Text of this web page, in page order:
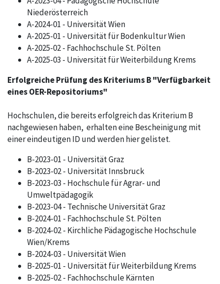
Niederösterreich
A-2024-01 - Universität Wien
A-2025-01 - Universität für Bodenkultur Wien
A-2025-02 - Fachhochschule St. Pölten
A-2025-03 - Universität für Weiterbildung Krems
Erfolgreiche Prüfung des Kriteriums B "Verfügbarkeit
eines OER-Repositoriums"
Hochschulen, die bereits erfolgreich das Kriterium B
nachgewiesen haben, erhalten eine Bescheinigung mit
einer eindeutigen ID und werden hier gelistet.
B-2023-01 - Universität Graz
B-2023-02 - Universität Innsbruck
B-2023-03 - Hochschule für Agrar- und
Umweltpädagogik
B-2023-04 - Technische Universität Graz
B-2024-01 - Fachhochschule St. Pölten
B-2024-02 - Kirchliche Pädagogische Hochschule
Wien/Krems
B-2024-03 - Universität Wien
B-2025-01 - Universität für Weiterbildung Krems
B-2025-02 - Fachhochschule Kärnten